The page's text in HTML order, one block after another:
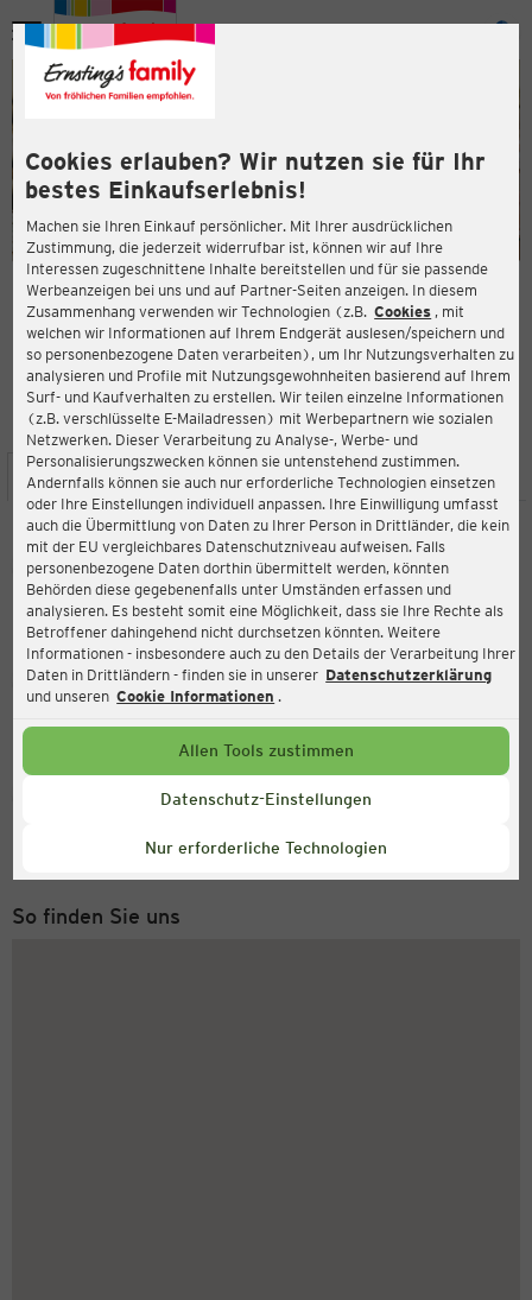
Cookies erlauben? Wir nutzen sie für Ihr
bestes Einkaufserlebnis!
Machen sie Ihren Einkauf persönlicher. Mit Ihrer ausdrücklichen
Zustimmung, die jederzeit widerrufbar ist, können wir auf Ihre
Interessen zugeschnittene Inhalte bereitstellen und für sie passende
Werbeanzeigen bei uns und auf Partner-Seiten anzeigen. In diesem
Zusammenhang verwenden wir Technologien (z.B. Cookies , mit
welchen wir Informationen auf Ihrem Endgerät auslesen/speichern und
so personenbezogene Daten verarbeiten), um Ihr Nutzungsverhalten zu
analysieren und Profile mit Nutzungsgewohnheiten basierend auf Ihrem
Surf- und Kaufverhalten zu erstellen. Wir teilen einzelne Informationen
(z.B. verschlüsselte E-Mailadressen) mit Werbepartnern wie sozialen
Netzwerken. Dieser Verarbeitung zu Analyse-, Werbe- und
Personalisierungszwecken können sie untenstehend zustimmen.
Andernfalls können sie auch nur erforderliche Technologien einsetzen
oder Ihre Einstellungen individuell anpassen. Ihre Einwilligung umfasst
auch die Übermittlung von Daten zu Ihrer Person in Drittländer, die kein
mit der EU vergleichbares Datenschutzniveau aufweisen. Falls
personenbezogene Daten dorthin übermittelt werden, könnten
Behörden diese gegebenenfalls unter Umständen erfassen und
analysieren. Es besteht somit eine Möglichkeit, dass sie Ihre Rechte als
Betroffener dahingehend nicht durchsetzen könnten. Weitere
Informationen - insbesondere auch zu den Details der Verarbeitung Ihrer
Daten in Drittländern - finden sie in unserer Datenschutzerklärung
und unseren Cookie Informationen .
Allen Tools zustimmen
Datenschutz-Einstellungen
Nur erforderliche Technologien
Menü
ERNSTING'S FAMILY FILIALE
G3 Platz 1 (TOP E124)
2201 Gerasdorf
3,3
Bewertung:
STANDORT SERVICES SORTIMENT AKTIONEN
Ernsting's family
G3 Platz 1 (TOP E124), 2201 Gerasdorf
Aktuell:
Geöffnet
Service Hotline
Montag bis Freitag 8-18 Uhr
So finden Sie uns